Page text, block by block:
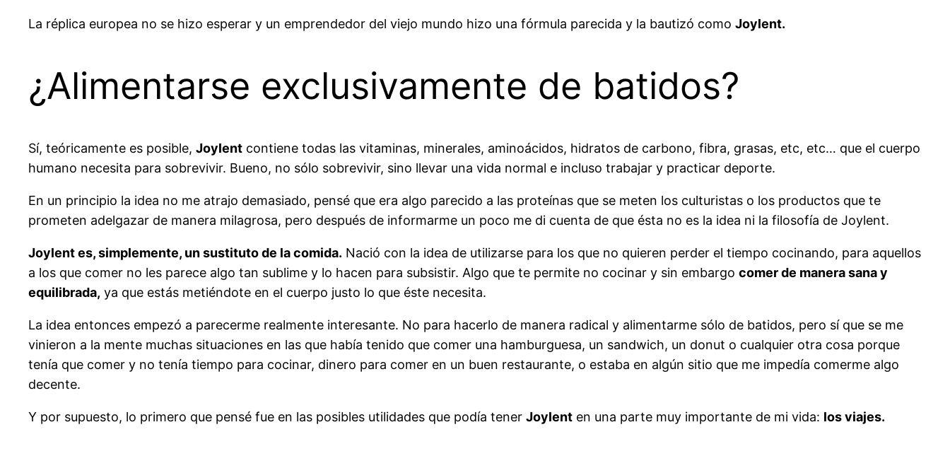
La réplica europea no se hizo esperar y un emprendedor del viejo mundo hizo una fórmula parecida y la bautizó como Joylent.
¿Alimentarse exclusivamente de batidos?
Sí, teóricamente es posible, Joylent contiene todas las vitaminas, minerales, aminoácidos, hidratos de carbono, fibra, grasas, etc, etc… que el cuerpo
humano necesita para sobrevivir. Bueno, no sólo sobrevivir, sino llevar una vida normal e incluso trabajar y practicar deporte.
En un principio la idea no me atrajo demasiado, pensé que era algo parecido a las proteínas que se meten los culturistas o los productos que te
prometen adelgazar de manera milagrosa, pero después de informarme un poco me di cuenta de que ésta no es la idea ni la filosofía de Joylent.
Joylent es, simplemente, un sustituto de la comida. Nació con la idea de utilizarse para los que no quieren perder el tiempo cocinando, para aquellos
a los que comer no les parece algo tan sublime y lo hacen para subsistir. Algo que te permite no cocinar y sin embargo comer de manera sana y
equilibrada, ya que estás metiéndote en el cuerpo justo lo que éste necesita.
La idea entonces empezó a parecerme realmente interesante. No para hacerlo de manera radical y alimentarme sólo de batidos, pero sí que se me
vinieron a la mente muchas situaciones en las que había tenido que comer una hamburguesa, un sandwich, un donut o cualquier otra cosa porque
tenía que comer y no tenía tiempo para cocinar, dinero para comer en un buen restaurante, o estaba en algún sitio que me impedía comerme algo
decente.
Y por supuesto, lo primero que pensé fue en las posibles utilidades que podía tener Joylent en una parte muy importante de mi vida: los viajes.